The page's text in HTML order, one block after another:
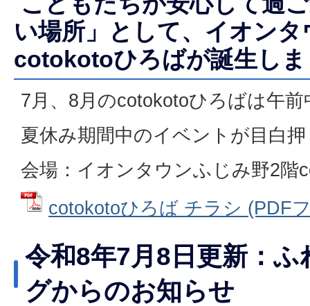
い場所」として、イオン
cotokotoひろばが誕生し
7月、8月のcotokotoひろばは午
夏休み期間中のイベントが目白
会場：イオンタウンふじみ野2階
cotokotoひろば チラシ (PDF
令和8年7月8日更新：
グからのお知らせ